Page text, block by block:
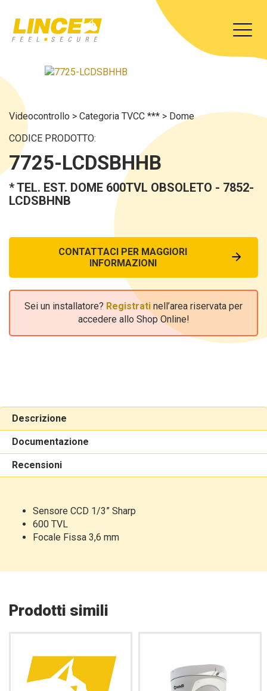
Videocontrollo > Categoria TVCC *** > Dome
CODICE PRODOTTO:
7725-LCDSBHHB
* TEL. EST. DOME 600TVL OBSOLETO - 7852-
LCDSBHNB
CONTATTACI PER MAGGIORI
INFORMAZIONI
Sei un installatore? Registrati nell’area riservata per
accedere allo Shop Online!
Descrizione
Documentazione
Recensioni
Sensore CCD 1/3” Sharp
600 TVL
Focale Fissa 3,6 mm
Prodotti simili